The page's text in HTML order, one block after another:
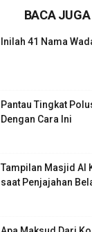
BACA JUGA
Inilah 41 Nama
Pantau Tingkat
Dengan Cara Ini
Tampilan Masjid Al
saat Penjajahan